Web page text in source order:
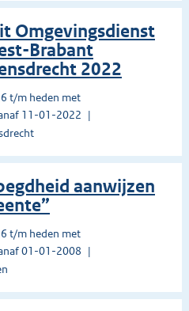
Omgevingsdienst
Brabant
2022
t/m heden met
11-01-2022
aanwijzen
t/m heden met
01-01-2008